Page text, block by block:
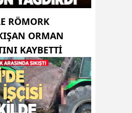
RÖMORK
ORMAN
KAYBETTI